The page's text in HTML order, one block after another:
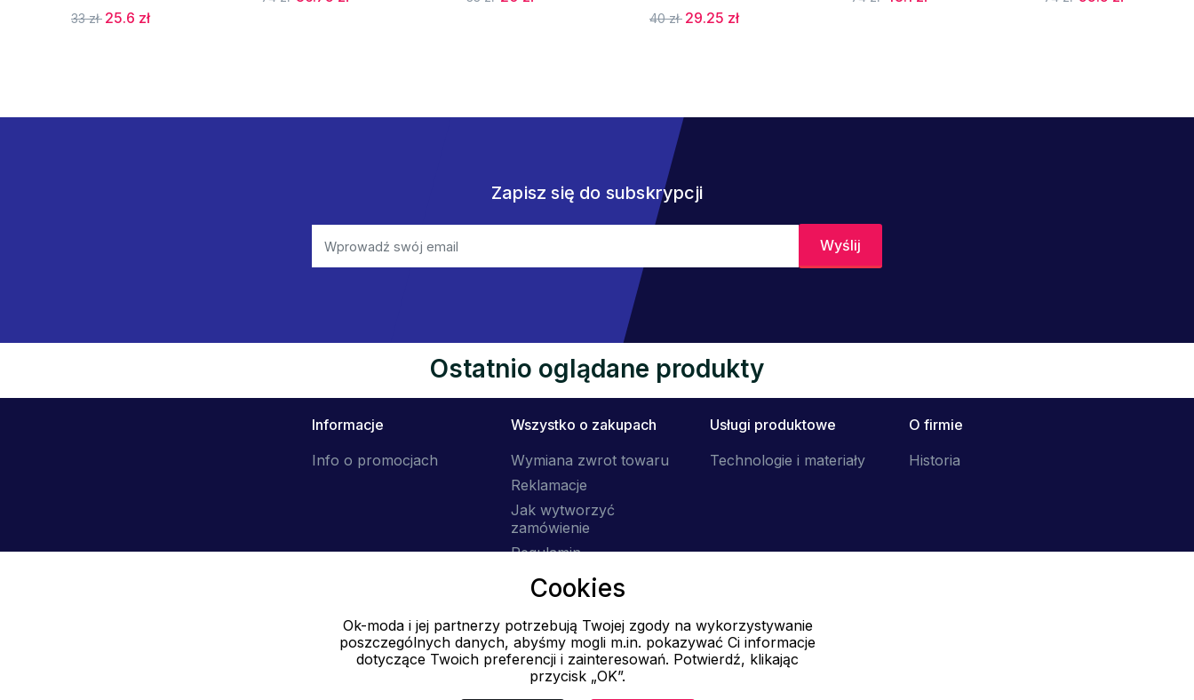
33 zł 25.6 zł 40 zł 29.25 zł
Zapisz się do subskrypcji
Ostatnio oglądane produkty
Informacje
Info o promocjach
Wszystko o zakupach
Wymiana zwrot towaru
Reklamacje
Jak wytworzyć
zamówienie
Regulamin
Dostawa
Usługi produktowe
Technologie i materiały
O firmie
Historia
E-mail
Online
info@ok-moda.pl
Cookies
Ok-moda i jej partnerzy potrzebują Twojej zgody na wykorzystywanie
poszczególnych danych, abyśmy mogli m.in. pokazywać Ci informacje
dotyczące Twoich preferencji i zainteresowań. Potwierdź, klikając
przycisk „OK”.